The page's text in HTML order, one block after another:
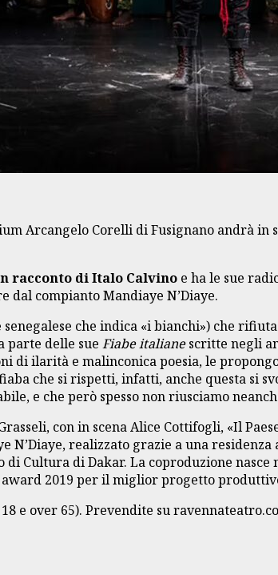
Arcangelo Corelli di Fusignano andrà
racconto di Italo Calvino e ha le sue
dal compianto Mandiaye N’Diaye.
che indica «i bianchi») che
parte delle sue Fiabe italianescritte negli
di ilarità e malinconica poesia, le
che si rispetti, infatti, anche questa
e che però spesso non riusciamo
con in scena Alice Cottifogli, «Il
N’Diaye, realizzato grazie a una
Cultura di Dakar. La coproduzione
2019 per il miglior progetto
e over 65). Prevendite su